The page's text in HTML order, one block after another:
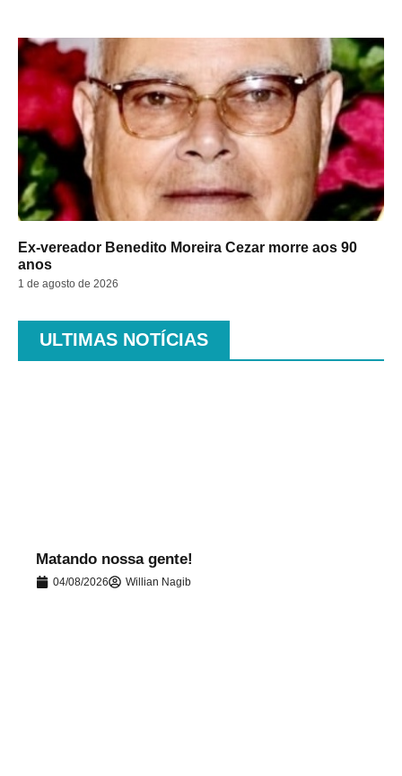
Ex-vereador Benedito Moreira Cezar morre aos 90
anos
1 de agosto de 2026
ULTIMAS NOTÍCIAS
Matando nossa gente!
04/08/2026 Willian Nagib